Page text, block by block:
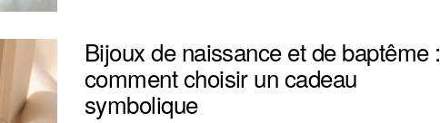
Bijoux de naissance et de baptême :
comment choisir un cadeau
symbolique